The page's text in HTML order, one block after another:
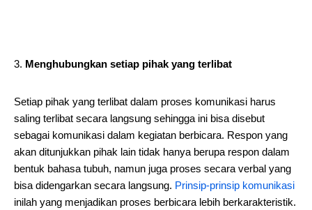
Menghubungkan setiap pihak yang terlibat
Setiap pihak yang terlibat dalam proses komunikasi harus
saling terlibat secara langsung sehingga ini bisa disebut
sebagai komunikasi dalam kegiatan berbicara. Respon yang
akan ditunjukkan pihak lain tidak hanya berupa respon dalam
bentuk bahasa tubuh, namun juga proses secara verbal yang
bisa didengarkan secara langsung. Prinsip-prinsip komunikasi
inilah yang menjadikan proses berbicara lebih berkarakteristik.